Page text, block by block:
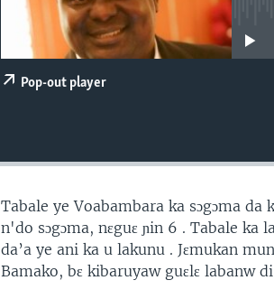
Pop-out player
Tabale ye Voabambara ka sɔgɔma
n'do sɔgɔma, nɛguɛ ɲin 6 . Tabale
da’a ye ani ka u lakunu . Jɛmukan
Bamako, bɛ kibaruyaw guɛlɛ labanw